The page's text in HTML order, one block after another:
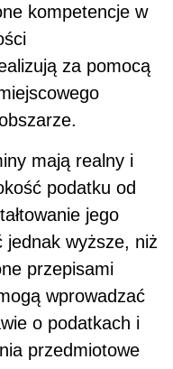
kompetencje w
za pomocą
mają realny i
podatku od
jego
wyższe, niż
przepisami
wprowadzać
o podatkach i
przedmiotowe